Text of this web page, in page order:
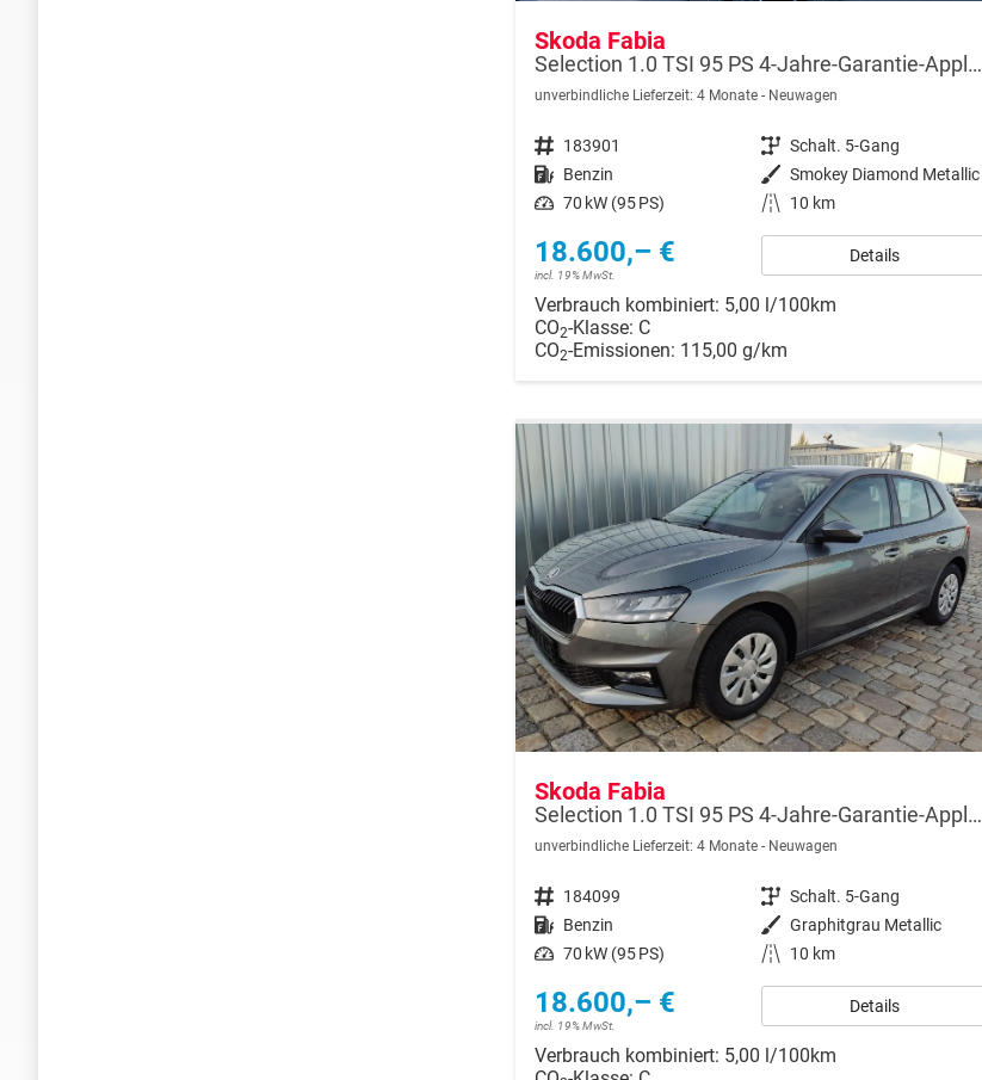
Skoda Fabia
Selection 1.0 TSI 95 PS 4-Jahre-Garantie-AppleCarPlay-AndroidAuto-LED-PDC-Sitzheizung-DAB-Klima
unverbindliche Lieferzeit: 4 Monate Neuwagen
Fahrzeugnr. 183901 Getriebe Schalt. 5-Gang
Kraftstoff Benzin Außenfarbe Smokey Diamond Metallic
Leistung 70 kW (95 PS) Kilometerstand 10 km
18.600,– €
incl. 19% MwSt.
Details
Verbrauch kombiniert: 5,00 l/100km
CO2-Klasse: C
CO2-Emissionen: 115,00 g/km
Skoda Fabia
Selection 1.0 TSI 95 PS 4-Jahre-Garantie-AppleCarPlay-AndroidAuto-LED-PDC-Sitzheizung-DAB-Klima
unverbindliche Lieferzeit: 4 Monate Neuwagen
Fahrzeugnr. 184099 Getriebe Schalt. 5-Gang
Kraftstoff Benzin Außenfarbe Graphitgrau Metallic
Leistung 70 kW (95 PS) Kilometerstand 10 km
18.600,– €
incl. 19% MwSt.
Details
Verbrauch kombiniert: 5,00 l/100km